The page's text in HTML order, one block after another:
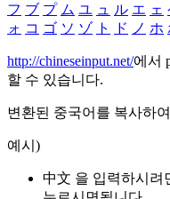
フ ブ プ ム ユ ュ ル エ ェ
ォ コ ゴ ソ ゾ ト ド ノ ホ
http://chineseinput.net/에서
할 수 있습니다.
변환된 중국어를 복사하
예시)
中文 을 입력하시려